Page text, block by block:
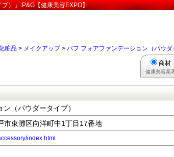
）」:P&G【健康美容EXPO】
粧品 > メイクアップ> パフ フォアファンデーション（パウダ
商材
健康美容業
（パウダータイプ）
東灘区向洋町中1丁目17番地
index.html